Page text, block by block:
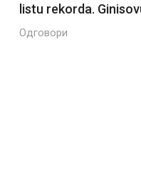
listu rekorda.
Одговори